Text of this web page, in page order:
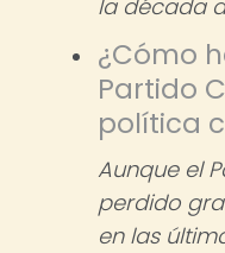
la década
¿Cómo
Partido
política
Aunque el
perdido
en las